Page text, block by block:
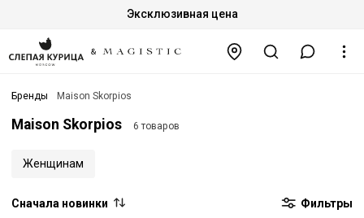
Эксклюзивная цена
Бренды Maison Skorpios
Maison Skorpios 6 товаров
Женщинам
Сначала новинки Фильтры